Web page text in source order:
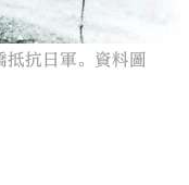
抵抗日軍。資料圖